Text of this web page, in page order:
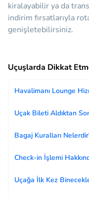
kiralayabilir ya da
indirim fırsatlarıyla
genişletebilirsiniz.
Uçuşlarda Dikkat
Havalimanı Lounge
Uçak Bileti Aldıktan
Bagaj Kuralları
Check-in İşlemi
Uçağa İlk Kez